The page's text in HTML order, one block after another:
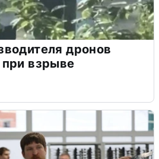
дронов
взрыве